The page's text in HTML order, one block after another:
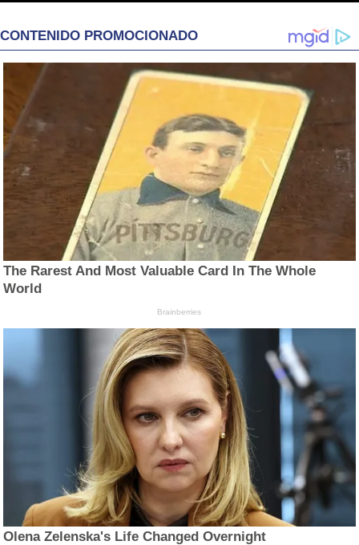
CONTENIDO PROMOCIONADO
The Rarest And Most Valuable Card In The Whole
World
Brainberries
Olena Zelenska's Life Changed Overnight